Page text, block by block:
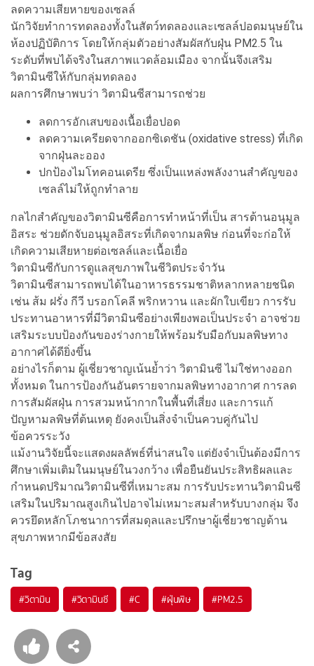
ลดความเสียหายของเซลล์
นักวิจัยทำการทดลองทั้งในสัตว์ทดลองและเซลล์ปอดมนุษย์ใน
ห้องปฏิบัติการ โดยให้กลุ่มตัวอย่างสัมผัสกับฝุ่น PM2.5 ใน
ระดับที่พบได้จริงในสภาพแวดล้อมเมือง จากนั้นจึงเสริม
วิตามินซีให้กับกลุ่มทดลอง
ผลการศึกษาพบว่า วิตามินซีสามารถช่วย
ลดการอักเสบของเนื้อเยื่อปอด
ลดความเครียดจากออกซิเดชัน (oxidative stress) ที่เกิด
จากฝุ่นละออง
ปกป้องไมโทคอนเดรีย ซึ่งเป็นแหล่งพลังงานสำคัญของ
เซลล์ไม่ให้ถูกทำลาย
กลไกสำคัญของวิตามินซีคือการทำหน้าที่เป็น สารต้านอนุมูล
อิสระ ช่วยดักจับอนุมูลอิสระที่เกิดจากมลพิษ ก่อนที่จะก่อให้
เกิดความเสียหายต่อเซลล์และเนื้อเยื่อ
วิตามินซีกับการดูแลสุขภาพในชีวิตประจำวัน
วิตามินซีสามารถพบได้ในอาหารธรรมชาติหลากหลายชนิด
เช่น ส้ม ฝรั่ง กีวี บรอกโคลี พริกหวาน และผักใบเขียว การรับ
ประทานอาหารที่มีวิตามินซีอย่างเพียงพอเป็นประจำ อาจช่วย
เสริมระบบป้องกันของร่างกายให้พร้อมรับมือกับมลพิษทาง
อากาศได้ดียิ่งขึ้น
อย่างไรก็ตาม ผู้เชี่ยวชาญเน้นย้ำว่า วิตามินซี ไม่ใช่ทางออก
ทั้งหมด ในการป้องกันอันตรายจากมลพิษทางอากาศ การลด
การสัมผัสฝุ่น การสวมหน้ากากในพื้นที่เสี่ยง และการแก้
ปัญหามลพิษที่ต้นเหตุ ยังคงเป็นสิ่งจำเป็นควบคู่กันไป
ข้อควรระวัง
แม้งานวิจัยนี้จะแสดงผลลัพธ์ที่น่าสนใจ แต่ยังจำเป็นต้องมีการ
ศึกษาเพิ่มเติมในมนุษย์ในวงกว้าง เพื่อยืนยันประสิทธิผลและ
กำหนดปริมาณวิตามินซีที่เหมาะสม การรับประทานวิตามินซี
เสริมในปริมาณสูงเกินไปอาจไม่เหมาะสมสำหรับบางกลุ่ม จึง
ควรยึดหลักโภชนาการที่สมดุลและปรึกษาผู้เชี่ยวชาญด้าน
สุขภาพหากมีข้อสงสัย
Tag
#วิตามิน #วิตามินซี #C #ฝุ่นพิษ #PM2.5